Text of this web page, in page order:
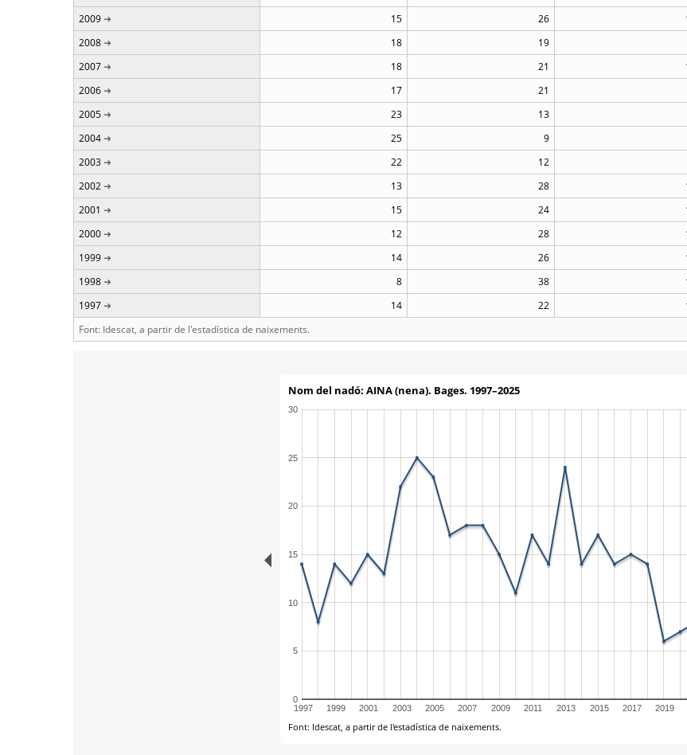
2009
15 26
2008
18 19
2007
18 21
2006
17 21
2005
23 13
2004
25 9
2003
22 12
2002
13 28
2001
15 24
2000
12 28
1999
14 26
1998
8 38
1997
14 22
Font: Idescat, a partir de l'estadística de naixements.